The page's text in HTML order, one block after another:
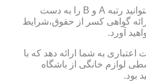
اگر در اعتبارسنجی بانک،شما بتوانید رتبه A و B را به دست
ارائه گواهی کسر از حقوق،شرایط
آورد.
اعتباری به شما ارائه دهد که با
لوازم خانگی از باشگاه
بود.